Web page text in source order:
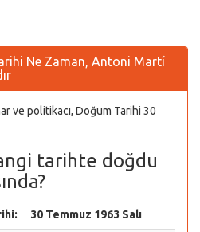
Ne Zaman, Antoni Martí
ve politikacı, Doğum Tarihi 30
tarihte doğdu
30 Temmuz 1963 Salı